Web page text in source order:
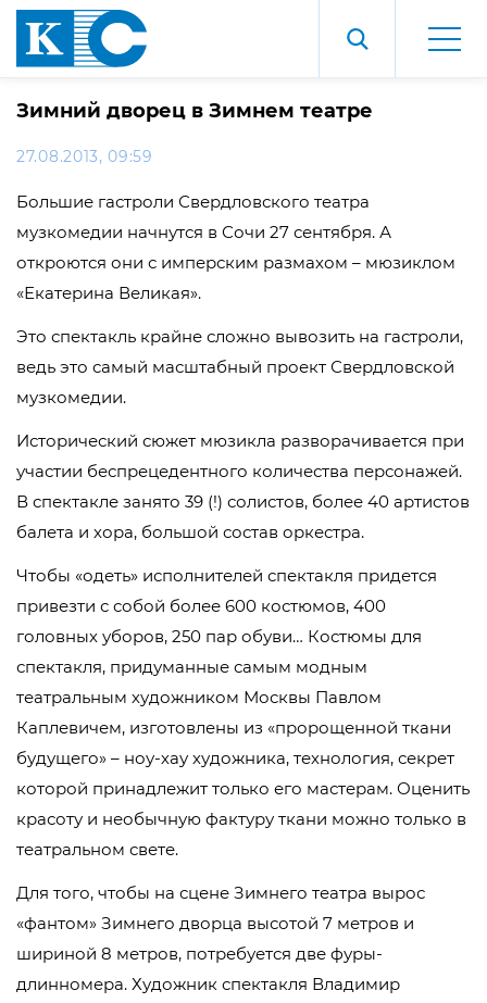
Зимний дворец в Зимнем театре
27.08.2013, 09:59
Большие гастроли Свердловского театра
музкомедии начнутся в Сочи 27 сентября. А
откроются они с имперским размахом – мюзиклом
«Екатерина Великая».
Это спектакль крайне сложно вывозить на гастроли,
ведь это самый масштабный проект Свердловской
музкомедии.
Исторический сюжет мюзикла разворачивается при
участии беспрецедентного количества персонажей.
В спектакле занято 39 (!) солистов, более 40 артистов
балета и хора, большой состав оркестра.
Чтобы «одеть» исполнителей спектакля придется
привезти с собой более 600 костюмов, 400
головных уборов, 250 пар обуви… Костюмы для
спектакля, придуманные самым модным
театральным художником Москвы Павлом
Каплевичем, изготовлены из «пророщенной ткани
будущего» – ноу-хау художника, технология, секрет
которой принадлежит только его мастерам. Оценить
красоту и необычную фактуру ткани можно только в
театральном свете.
Для того, чтобы на сцене Зимнего театра вырос
«фантом» Зимнего дворца высотой 7 метров и
шириной 8 метров, потребуется две фуры-
длинномера. Художник спектакля Владимир